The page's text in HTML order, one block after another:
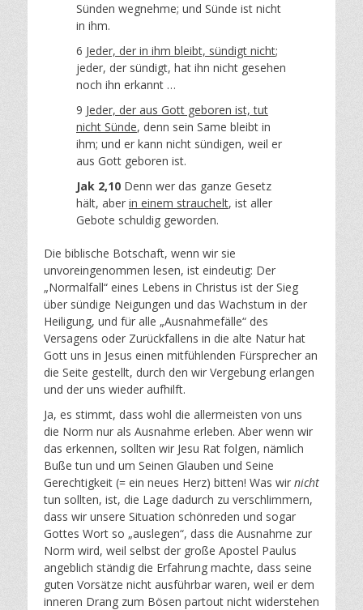
Sünden wegnehme; und Sünde ist nicht
in ihm.
6 Jeder, der in ihm bleibt, sündigt nicht;
jeder, der sündigt, hat ihn nicht gesehen
noch ihn erkannt …
9 Jeder, der aus Gott geboren ist, tut
nicht Sünde, denn sein Same bleibt in
ihm; und er kann nicht sündigen, weil er
aus Gott geboren ist.
Jak 2,10 Denn wer das ganze Gesetz
hält, aber in einem strauchelt, ist aller
Gebote schuldig geworden.
Die biblische Botschaft, wenn wir sie
unvoreingenommen lesen, ist eindeutig: Der
„Normalfall“ eines Lebens in Christus ist der Sieg
über sündige Neigungen und das Wachstum in der
Heiligung, und für alle „Ausnahmefälle“ des
Versagens oder Zurückfallens in die alte Natur hat
Gott uns in Jesus einen mitfühlenden Fürsprecher an
die Seite gestellt, durch den wir Vergebung erlangen
und der uns wieder aufhilft.
Ja, es stimmt, dass wohl die allermeisten von uns
die Norm nur als Ausnahme erleben. Aber wenn wir
das erkennen, sollten wir Jesu Rat folgen, nämlich
Buße tun und um Seinen Glauben und Seine
Gerechtigkeit (= ein neues Herz) bitten! Was wir nicht
tun sollten, ist, die Lage dadurch zu verschlimmern,
dass wir unsere Situation schönreden und sogar
Gottes Wort so „auslegen“, dass die Ausnahme zur
Norm wird, weil selbst der große Apostel Paulus
angeblich ständig die Erfahrung machte, dass seine
guten Vorsätze nicht ausführbar waren, weil er dem
inneren Drang zum Bösen partout nicht widerstehen